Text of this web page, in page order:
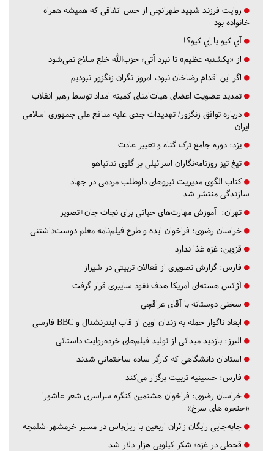
روایت فرزند شهید طهرانچی از حس اتفاقی که همیشه همراه
خانواده بود
آي كيو يا اِي كيو؟!
از «یکشنبه عظیم» تا نبرد آتی؛ حزب‌الله خلع سلاح نمی‌شود
اگر این اقدام رضاخان نبود، امروز نگران زنگزور نبودیم
تمدید عضویت اعضای هیات‌امنای کمیته امداد توسط رهبر انقلاب
درباره توافق زنگزور/ تهدیدات جدی علیه منافع ملی جمهوری اسلامی
ایران
یزد: دوره جامع ترک گناه و تغییر عادت
تیغ تیز روزنامه‌نگاران اسرائیلی بر گلوی نتانیاهو
کتاب الگوی مدیریت نیروهای داوطلب مردمی در جهاد
سازندگی منتشر شد
تهران: آموزش مهارت‌های حیاتی برای نجات جان+تصویر
خراسان رضوی: فراخوان ایده و طرح فیلم‌نامه معلم دوست‌داشتنی
قزوین: غزه غذا ندارد
فارس: گزارش تصویری از فعالان تربیتی در شیراز
آژانس هسته‌ای آمریکا هدف نفوذ سایبری قرار گرفت
سخنی دوستانه با آقای عراقچی
ابعاد ناگوار حمله به زندان اوین از قاب اینترنشنال و BBC فارسی
البرز: بازدید میدانی از تولید فیلم‌های خرده‌روایت داستانی
استادان دانشگاهی که کارگر ساده ساختمانی شدند
فارس: حسینیه تربیت برگزار می‌کند
خراسان رضوی: فراخوان هشتمین کنگره سراسری شعر عاشورا
«حنجره های سرخ»
جابه‌جایی رایگان زائران اربعین با ریل‌باس در مسیر خرمشهر-شلمچه
قحطی در غزه؛ شکر کیلویی هزار دلار شد